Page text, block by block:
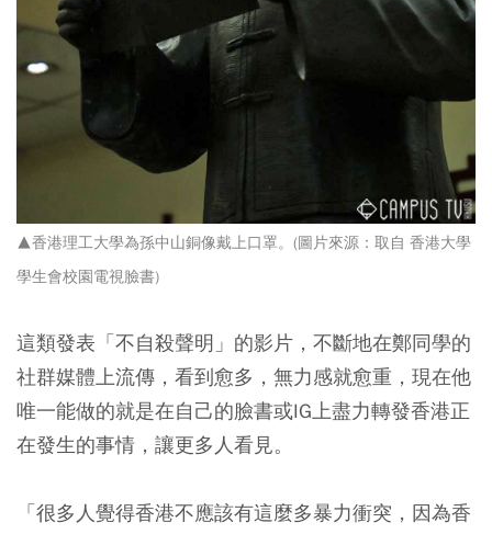
▲香港理工大學為孫中山銅像戴上口罩。(圖片來源：取自 香港大學
學生會校園電視臉書)
這類發表「不自殺聲明」的影片，不斷地在鄭同學的
社群媒體上流傳，看到愈多，無力感就愈重，現在他
唯一能做的就是在自己的臉書或IG上盡力轉發香港正
在發生的事情，讓更多人看見。
「很多人覺得香港不應該有這麼多暴力衝突，因為香